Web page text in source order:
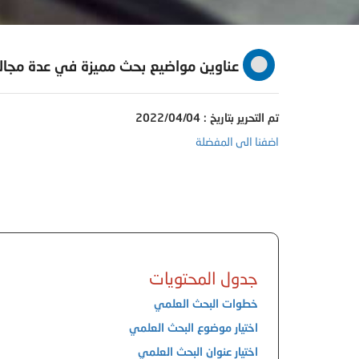
عناوين مواضيع بحث مميزة في عدة
تم التحرير بتاريخ : 2022/04/04
اضفنا الى المفضلة
جدول المحتويات
خطوات البحث العلمي
اختيار موضوع البحث العلمي
اختيار عنوان البحث العلمي